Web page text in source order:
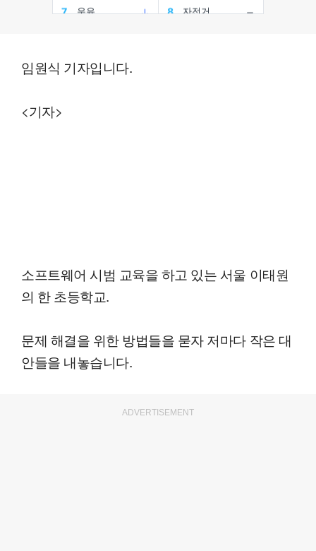
임원식 기자입니다.
<기자>
소프트웨어 시범 교육을 하고 있는 서울 이태원
의 한 초등학교.
문제 해결을 위한 방법들을 묻자 저마다 작은 대
안들을 내놓습니다.
ADVERTISEMENT